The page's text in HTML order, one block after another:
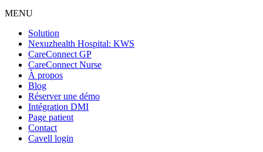
MENU
Solution
Nexuzhealth Hospital: KWS
CareConnect GP
CareConnect Nurse
À propos
Blog
Réserver une démo
Intégration DMI
Page patient
Contact
Cavell login